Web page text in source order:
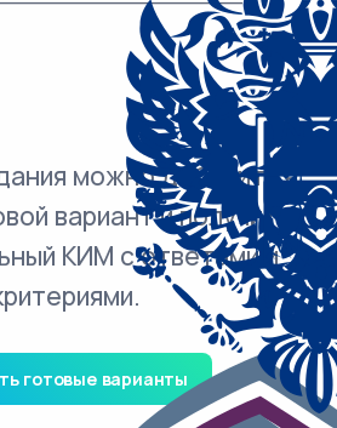
можно добавить в
вариант и получить
КИМ с ответами и
готовые варианты